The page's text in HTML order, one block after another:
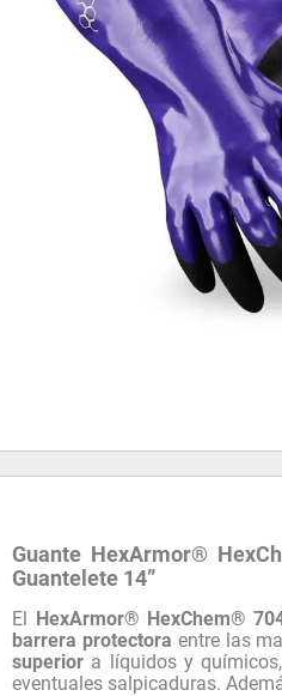
Guante HexArmor®
Guantelete 14”
El HexArmor® HexChem®
barrera protectora entre las
superior a líquidos y
eventuales salpicaduras.